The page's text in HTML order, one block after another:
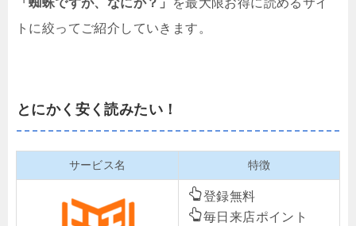
「蜘蛛ですが、なにか？」
を最大限お得に読めるサイ
トに絞ってご紹介していきます。
とにかく安く読みたい！
サービス名 特徴
登録無料
毎日来店ポイント